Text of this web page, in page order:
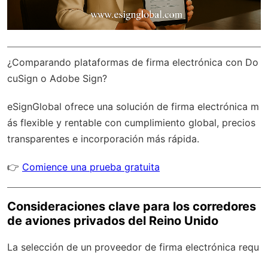
¿Comparando plataformas de firma electrónica con Do
cuSign o Adobe Sign?
eSignGlobal ofrece una solución de firma electrónica m
ás flexible y rentable con cumplimiento global, precios
transparentes e incorporación más rápida.
👉 Comience una prueba gratuita
Consideraciones clave para los corredores
de aviones privados del Reino Unido
La selección de un proveedor de firma electrónica requ